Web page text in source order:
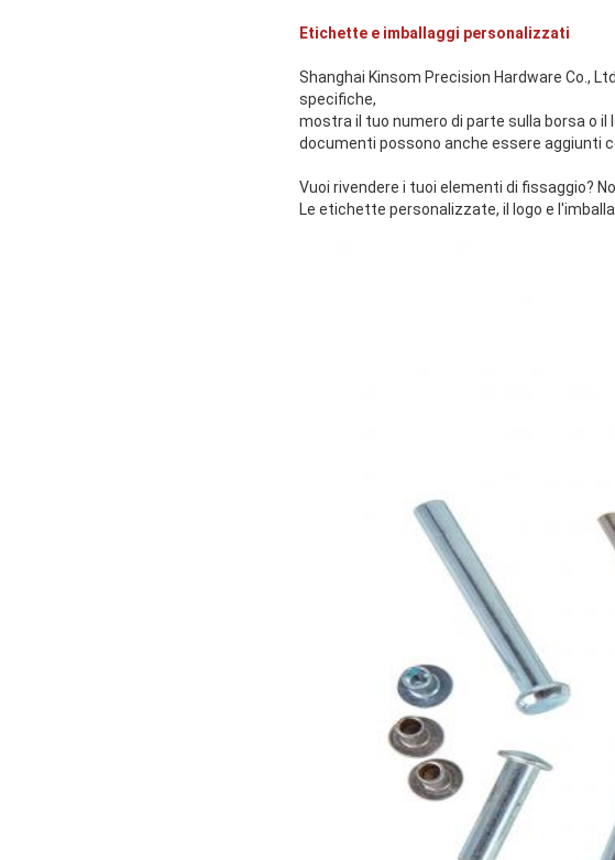
Etichette e imballaggi personalizzati
Shanghai Kinsom Precision Hardware Co.,
specifiche,
mostra il tuo numero di parte sulla borsa o
documenti possono anche essere aggiunti
Vuoi rivendere i tuoi elementi di fissaggio?
Le etichette personalizzate, il logo e